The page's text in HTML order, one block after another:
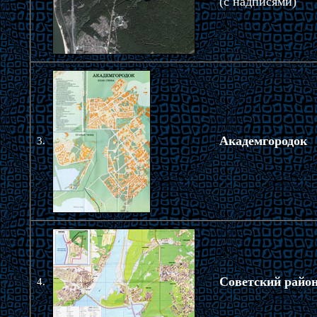
3. Академгородок
4. Советский